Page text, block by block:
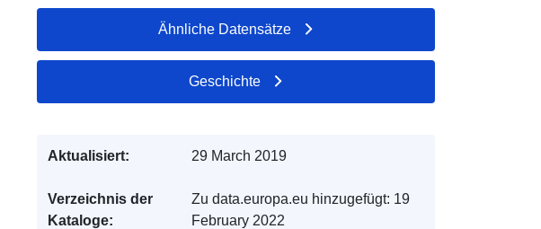
Ähnliche Datensätze
Geschichte
Aktualisiert: 29 March 2019
Verzeichnis der
Kataloge:
Zu data.europa.eu hinzugefügt: 19
February 2022